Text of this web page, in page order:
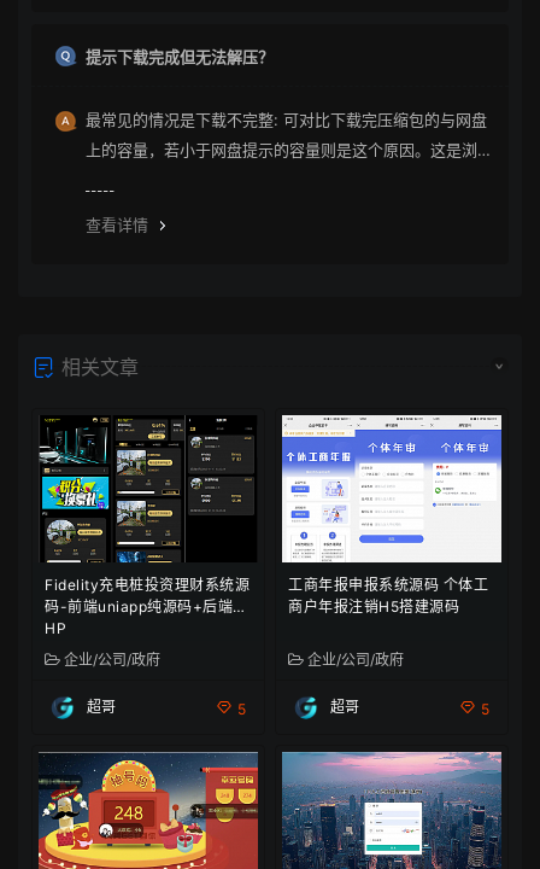
提示下载完成但无法解压？
最常见的情况是下载不完整: 可对比下载完压缩包的与网盘
上的容量，若小于网盘提示的容量则是这个原因。这是浏
查看详情
相关文章
Fidelity充电桩投资理财系统源
码-前端uniapp纯源码+后端P
HP
企业/公司/政府
超哥 5
工商年报申报系统源码 个体工
商户年报注销H5搭建源码
企业/公司/政府
超哥 5